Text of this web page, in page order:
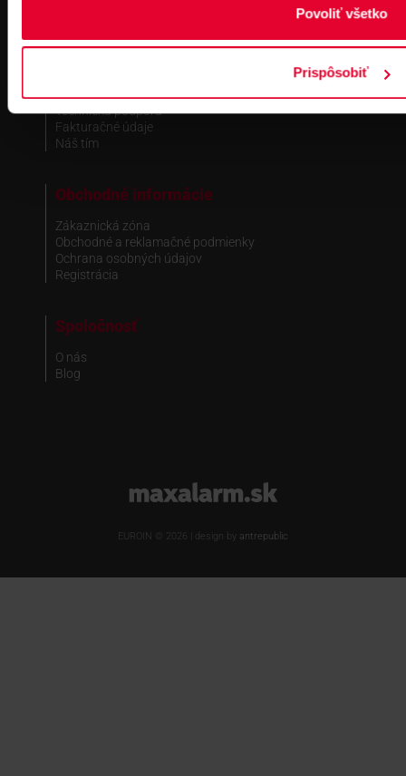
Povoliť všetko
Prispôsobiť
Pobočka Košice
Technická podpora
Fakturačné údaje
Náš tím
Obchodné informácie
Zákaznická zóna
Obchodné a reklamačné podmienky
Ochrana osobných údajov
Registrácia
Spoločnosť
O nás
Blog
www.maxalarm.sk
EUROIN © 2026 | design by antrepublic